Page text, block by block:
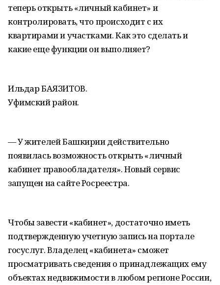
теперь открыть «личный кабинет» и
контролировать, что происходит с их
квартирами и участками. Как это сделать и
какие еще функции он выполняет?
Ильдар БАЯЗИТОВ.
Уфимский район.
— У жителей Башкирии действительно
появилась возможность открыть «личный
кабинет правообладателя». Новый сервис
запущен на сайте Росреестра.
Чтобы завести «кабинет», достаточно иметь
подтвержденную учетную запись на портале
госуслуг. Владелец «кабинета» сможет
просматривать сведения о принадлежащих ему
объектах недвижимости в любом регионе России,